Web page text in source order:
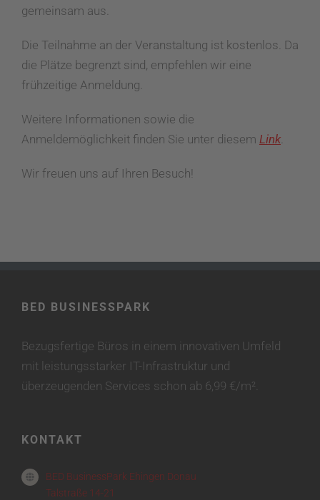
gemeinsam aus.
Die Teilnahme an der Veranstaltung ist kostenlos. Da
die Plätze begrenzt sind, empfehlen wir eine
frühzeitige Anmeldung.
Weitere Informationen sowie die
Anmeldemöglichkeit finden Sie unter diesem Link.
Wir freuen uns auf Ihren Besuch!
BED BUSINESSPARK
Bezugsfertige Büros in einem innovativen Umfeld
mit leistungsstarker IT-Infrastruktur und
überzeugenden Services schon ab 6,99 €/m².
KONTAKT
BED BusinessPark Ehingen Donau
Talstraße 14-21